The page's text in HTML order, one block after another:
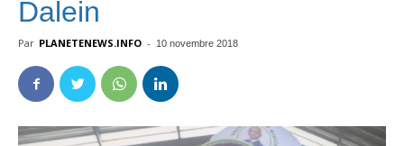
Dalein
Par PLANETENEWS.INFO - 10 novembre 2018